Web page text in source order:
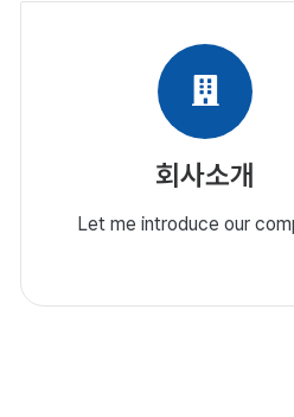
회사소개
Let me introduce our